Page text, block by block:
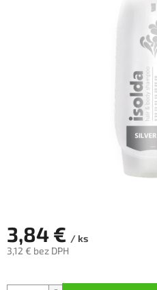
3,84 € / ks
3,12 € bez DPH
cena: